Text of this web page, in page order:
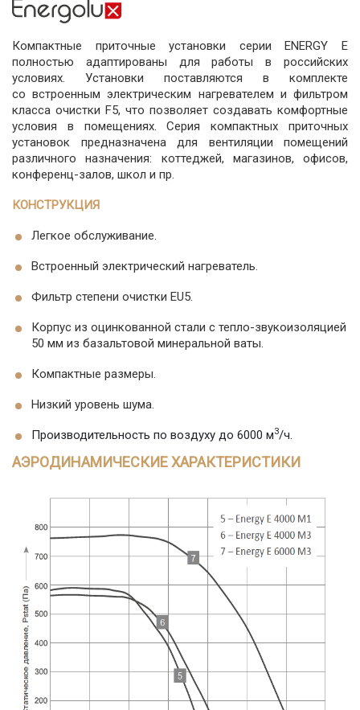
Компактные приточные установки серии ENERGY E
полностью адаптированы для работы в российских
условиях. Установки поставляются в комплекте
со встроенным электрическим нагревателем и фильтром
класса очистки F5, что позволяет создавать комфортные
условия в помещениях. Серия компактных приточных
установок предназначена для вентиляции помещений
различного назначения: коттеджей, магазинов, офисов,
конференц-залов, школ и пр.
КОНСТРУКЦИЯ
Легкое обслуживание.
Встроенный электрический нагреватель.
Фильтр степени очистки EU5.
Корпус из оцинкованной стали с тепло-звукоизоляцией
50 мм из базальтовой минеральной ваты.
Компактные размеры.
Низкий уровень шума.
Производительность по воздуху до 6000 м3/ч.
АЭРОДИНАМИЧЕСКИЕ ХАРАКТЕРИСТИКИ